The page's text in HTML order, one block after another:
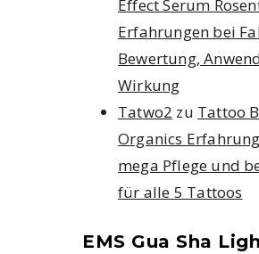
Effect Serum
Erfahrungen bei
Bewertung,
Wirkung
Tatwo2 zu Tattoo
Organics
mega Pflege und
für alle 5 Tattoos
EMS Gua Sha